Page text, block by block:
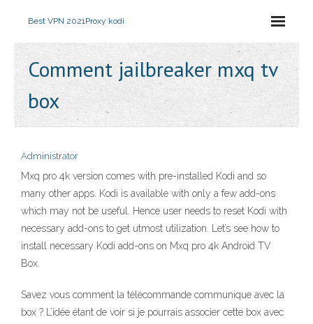
Best VPN 2021Proxy kodi
Comment jailbreaker mxq tv
box
Administrator
Mxq pro 4k version comes with pre-installed Kodi and so
many other apps. Kodi is available with only a few add-ons
which may not be useful. Hence user needs to reset Kodi with
necessary add-ons to get utmost utilization. Let’s see how to
install necessary Kodi add-ons on Mxq pro 4k Android TV
Box.
Savez vous comment la télécommande communique avec la
box ? L’idée étant de voir si je pourrais associer cette box avec